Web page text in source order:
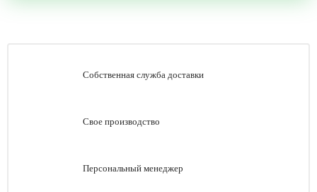
Собственная служба доставки
Свое производство
Персональный менеджер